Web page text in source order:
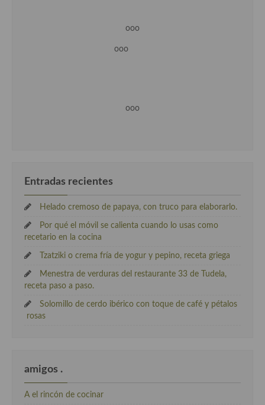
ooo
ooo
ooo
Entradas recientes
Helado cremoso de papaya, con truco para elaborarlo.
Por qué el móvil se calienta cuando lo usas como
recetario en la cocina
Tzatziki o crema fría de yogur y pepino, receta griega
Menestra de verduras del restaurante 33 de Tudela,
receta paso a paso.
Solomillo de cerdo ibérico con toque de café y pétalos
rosas
amigos .
A el rincón de cocinar